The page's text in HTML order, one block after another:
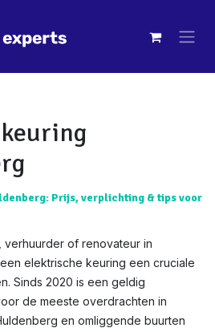
Prijs, verplichting & tips voor
verhuurder of renovateur in
elektrische keuring een cruciale
Sinds 2020 is een geldig
de meeste overdrachten in
en omliggende buurten